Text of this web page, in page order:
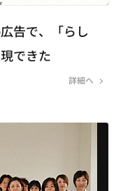
告で、「らし
できた
詳細へ